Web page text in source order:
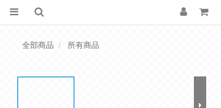
全部商品 所有商品